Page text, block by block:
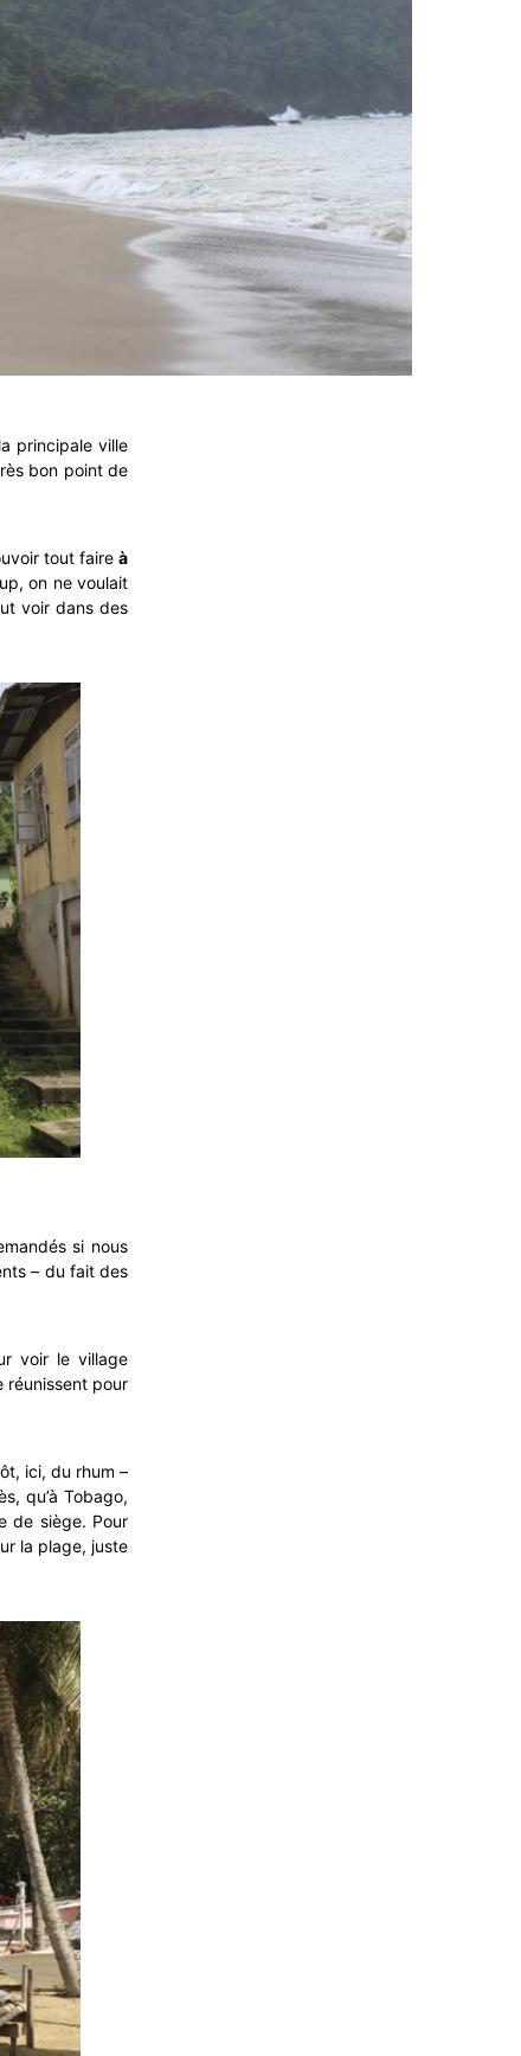
principale ville
bon point de
tout faireà
on ne voulait
voir dans des
si nous
– du fait des
voir le village
réunissent pour
ici, du rhum –
qu’à Tobago,
de siège. Pour
la plage, juste